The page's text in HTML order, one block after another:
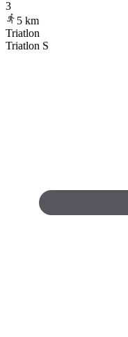
3
5 km
Triatlon
Triatlon S